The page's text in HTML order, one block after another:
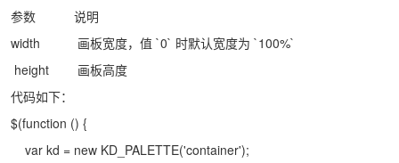
参数
说明
width
画板宽度，值 `0` 时默认宽度为 `100%`
height
画板高度
代码如下：
$(function () {
var kd = new KD_PALETTE('container');